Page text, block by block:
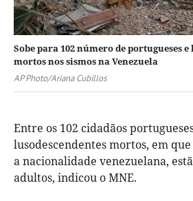
Sobe para 102 número de portugueses e
mortos nos sismos na Venezuela
AP Photo/Ariana Cubillos
Entre os 102 cidadãos
lusodescendentes mortos, em
a nacionalidade venezuelana,
adultos, indicou o MNE.